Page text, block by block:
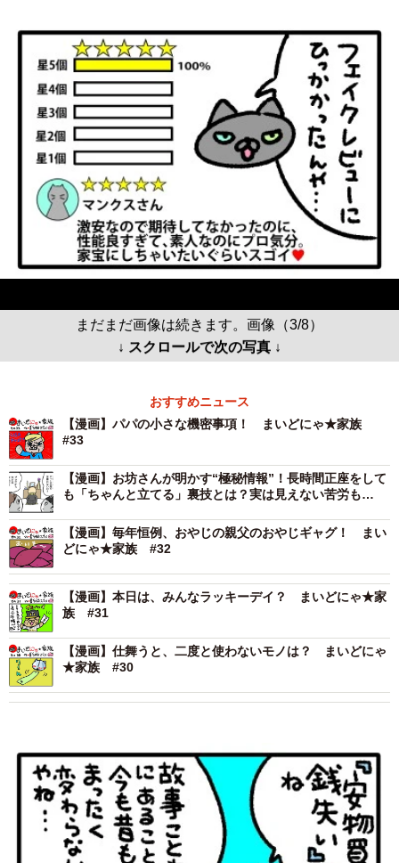
まだまだ画像は続きます。画像（3/8）
↓ スクロールで次の写真 ↓
おすすめニュース
【漫画】パパの小さな機密事項！ まいどにゃ★家族
#33
【漫画】お坊さんが明かす“極秘情報”！長時間正座をして
も「ちゃんと立てる」裏技とは？実は見えない苦労も…
【漫画】毎年恒例、おやじの親父のおやじギャグ！ まい
どにゃ★家族 #32
【漫画】本日は、みんなラッキーデイ？ まいどにゃ★家
族 #31
【漫画】仕舞うと、二度と使わないモノは？ まいどにゃ
★家族 #30